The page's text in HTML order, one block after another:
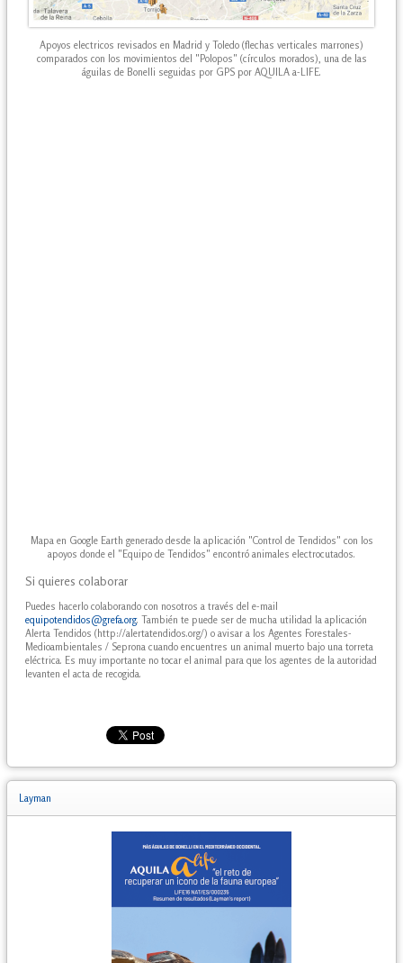
Apoyos electricos revisados en Madrid y Toledo (flechas verticales marrones)
comparados con los movimientos del "Polopos" (círculos morados), una de las
águilas de Bonelli seguidas por GPS por AQUILA a-LIFE.
Mapa en Google Earth generado desde la aplicación "Control de Tendidos" con los
apoyos donde el "Equipo de Tendidos" encontró animales electrocutados.
Si quieres colaborar
Puedes hacerlo colaborando con nosotros a través del e-mail
equipotendidos@grefa.org. También te puede ser de mucha utilidad la aplicación
Alerta Tendidos (http://alertatendidos.org/) o avisar a los Agentes Forestales-
Medioambientales / Seprona cuando encuentres un animal muerto bajo una torreta
eléctrica. Es muy importante no tocar el animal para que los agentes de la autoridad
levanten el acta de recogida.
Layman